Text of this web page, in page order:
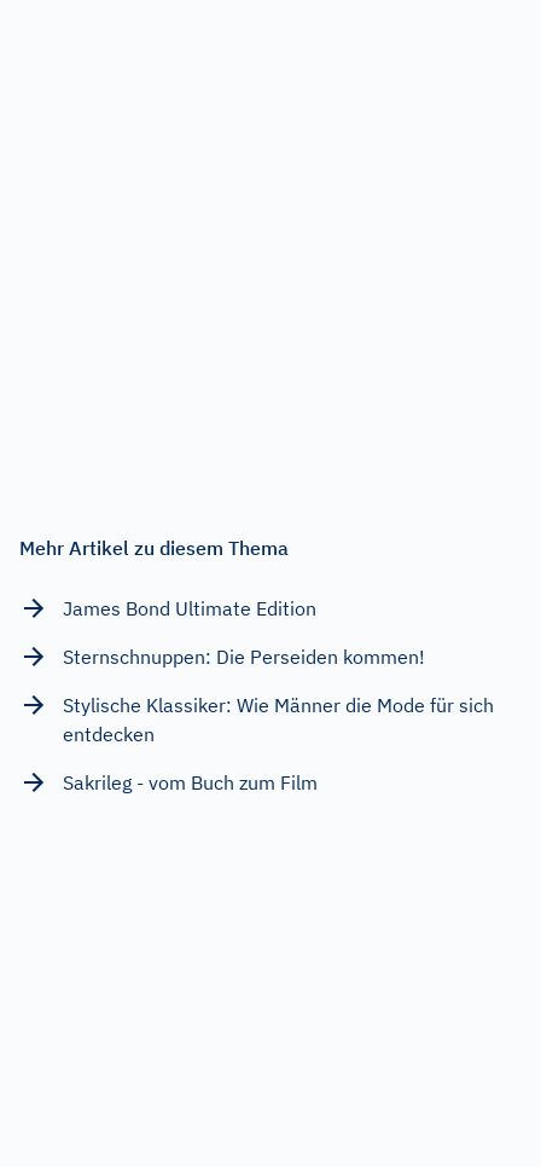
Mehr Artikel zu diesem Thema
James Bond Ultimate Edition
Sternschnuppen: Die Perseiden kommen!
Stylische Klassiker: Wie Männer die Mode für sich
entdecken
Sakrileg - vom Buch zum Film